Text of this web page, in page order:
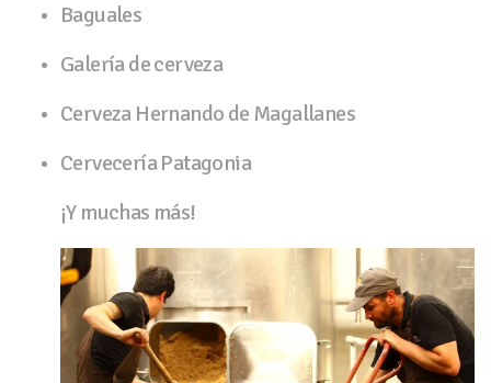
Baguales
Galería de cerveza
Cerveza Hernando de Magallanes
Cervecería Patagonia
¡Y muchas más!